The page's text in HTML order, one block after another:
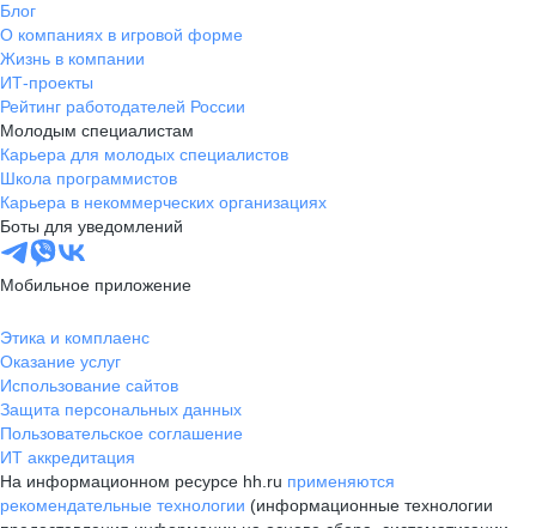
Блог
О компаниях в игровой форме
Жизнь в компании
ИТ-проекты
Рейтинг работодателей России
Молодым специалистам
Карьера для молодых специалистов
Школа программистов
Карьера в некоммерческих организациях
Боты для уведомлений
Мобильное приложение
Этика и комплаенс
Оказание услуг
Использование сайтов
Защита персональных данных
Пользовательское соглашение
ИТ аккредитация
На информационном ресурсе hh.ru применяются
рекомендательные технологии (информационные технологии